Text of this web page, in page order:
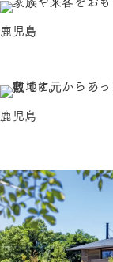
鹿児島
鹿児島